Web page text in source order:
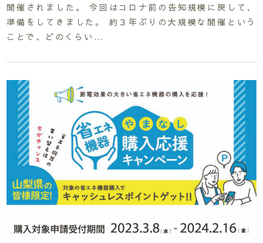
開催されました。 今回はコロナ前の告知規模に戻して、
準備をしてきました。 約３年ぶりの大規模な開催という
ことで、どのくらい…